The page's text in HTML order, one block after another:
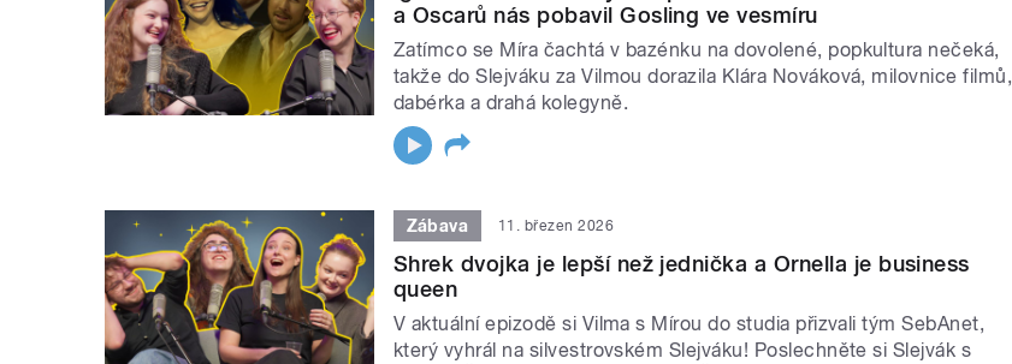
a Oscarů nás pobavil Gosling ve vesmíru
Zatímco se Míra čachtá v bazénku na dovolené, popkultura nečeká,
takže do Slejváku za Vilmou dorazila Klára Nováková, milovnice filmů,
dabérka a drahá kolegyně.
Zábava 11. březen 2026
Shrek dvojka je lepší než jednička a Ornella je business
queen
V aktuální epizodě si Vilma s Mírou do studia přizvali tým SebAnet,
který vyhrál na silvestrovském Slejváku! Poslechněte si Slejvák s